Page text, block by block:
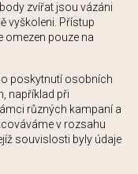
zvířat jsou vázáni
vyškoleni. Přístup
omezen pouze na
poskytnutí osobních
například při
různých kampaní a
v rozsahu
souvislosti byly údaje